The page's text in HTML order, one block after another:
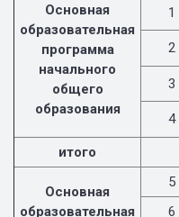
Основная
образовательная
программа
начального
общего
образования
1
2
3
4
итого
Основная
образовательная
5
6